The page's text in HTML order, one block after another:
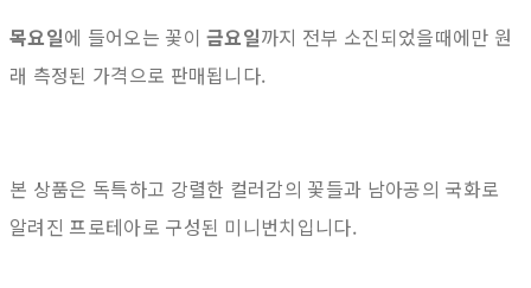
목요일에 들어오는 꽃이금요일까지 전부 소진되었을때에만 원
래 측정된 가격으로 판매됩니다.
본 상품은 독특하고 강렬한 컬러감의 꽃들과 남아공의 국화로
알려진 프로테아로 구성된 미니번치입니다.